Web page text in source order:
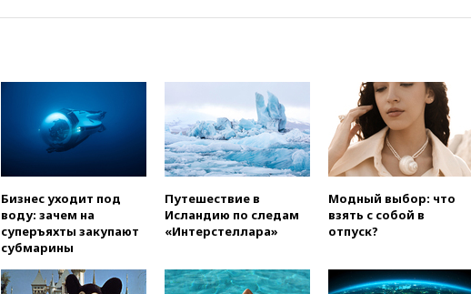
вчера, 22:00Путин поручил
The Atlantic: Маск
отказал Украине в
использовании Starlink для
атак вглубь РФ
вчера, 21:35После пожара на
уголовное дело
вчера, 21:26Лидеры сборной
официальный отказ в визах от
Хорватии
Бизнес уходит под
воду: зачем на
суперъяхты закупают
субмарины
Путешествие в
Исландию по следам
«Интерстеллара»
Модный выбор: что
взять с собой в
отпуск?